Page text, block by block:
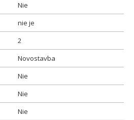
Nie
nie je
2
Novostavba
Nie
Nie
Nie